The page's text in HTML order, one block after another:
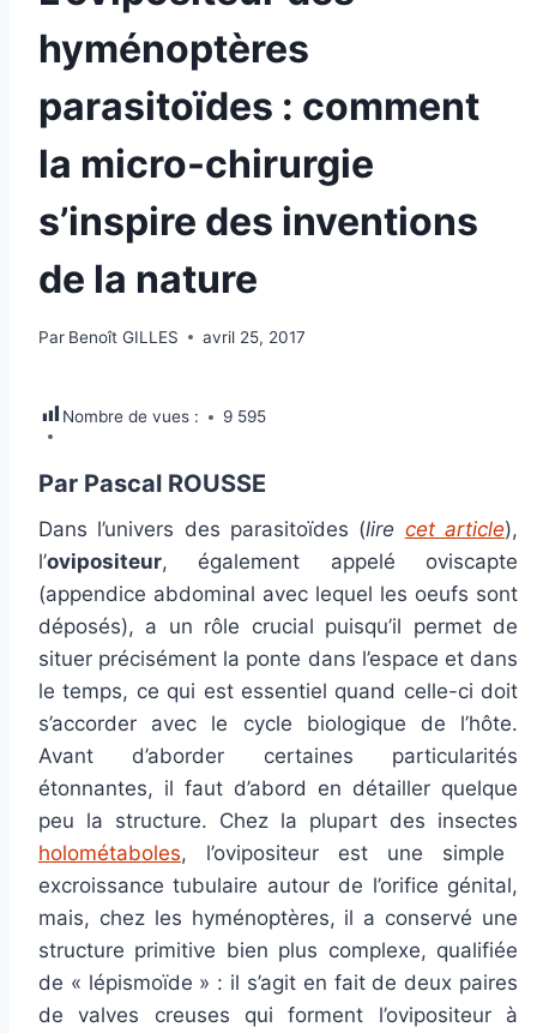
hyménoptères
parasitoïdes : comment
la micro-chirurgie
s’inspire des inventions
de la nature
Par Benoît GILLES avril 25, 2017
Nombre de vues : 9 595
Par Pascal ROUSSE
Dans l’univers des parasitoïdes (lire cet article),
l’ovipositeur, également appelé oviscapte
(appendice abdominal avec lequel les oeufs sont
déposés), a un rôle crucial puisqu’il permet de
situer précisément la ponte dans l’espace et dans
le temps, ce qui est essentiel quand celle-ci doit
s’accorder avec le cycle biologique de l’hôte.
Avant d’aborder certaines particularités
étonnantes, il faut d’abord en détailler quelque
peu la structure. Chez la plupart des insectes
holométaboles, l’ovipositeur est une simple
excroissance tubulaire autour de l’orifice génital,
mais, chez les hyménoptères, il a conservé une
structure primitive bien plus complexe, qualifiée
de « lépismoïde » : il s’agit en fait de deux paires
de valves creuses qui forment l’ovipositeur à